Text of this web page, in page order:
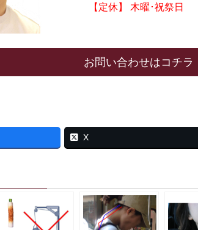
【定休】 木曜･祝祭日
お問い合わせはコチラ
X